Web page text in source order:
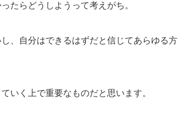
たらどうしようって考えがち。
、自分はできるはずだと信じてあらゆる方
いく上で重要なものだと思います。